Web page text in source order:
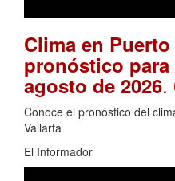
Clima en
pronóstico para
agosto de 2026.
Conoce el pronóstico del
Vallarta
El Informador